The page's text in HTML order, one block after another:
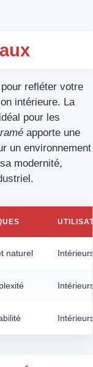
refléter votre
intérieure. La
pour les
apporte une
un environnement
modernité,
naturel